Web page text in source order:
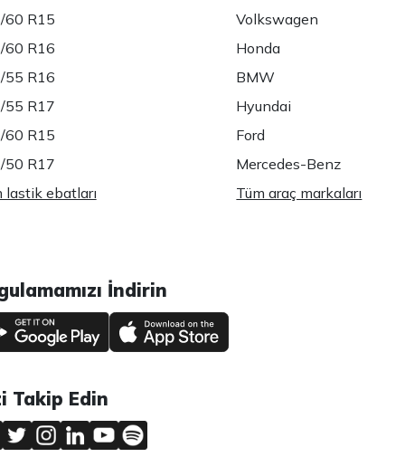
60 R15
60 R16
55 R16
55 R17
60 R15
50 R17
lastik ebatları
Volkswagen
Honda
BMW
Hyundai
Ford
Mercedes-Benz
Tüm araç markaları
İndirin
Takip Edin